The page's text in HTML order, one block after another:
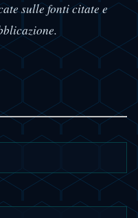
sulle fonti citate e